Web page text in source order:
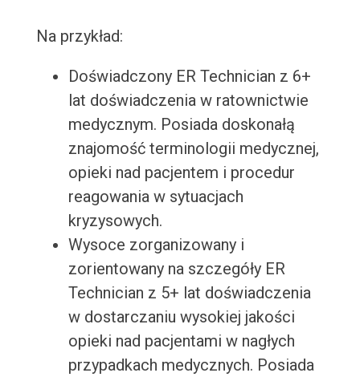
Na przykład:
Doświadczony ER Technician z 6+
lat doświadczenia w ratownictwie
medycznym. Posiada doskonałą
znajomość terminologii medycznej,
opieki nad pacjentem i procedur
reagowania w sytuacjach
kryzysowych.
Wysoce zorganizowany i
zorientowany na szczegóły ER
Technician z 5+ lat doświadczenia
w dostarczaniu wysokiej jakości
opieki nad pacjentami w nagłych
przypadkach medycznych. Posiada